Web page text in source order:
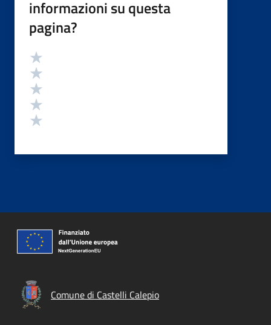
informazioni su questa
pagina?
Valutazione
Comune di Castelli Calepio